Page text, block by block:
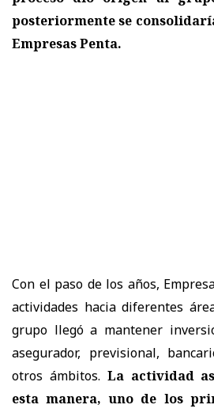
posteriormente se
Empresas Penta.
Con el paso de los años,
actividades hacia diferentes
grupo llegó a mantener
asegurador, previsional,
otros ámbitos. La actividad
esta manera, uno de los